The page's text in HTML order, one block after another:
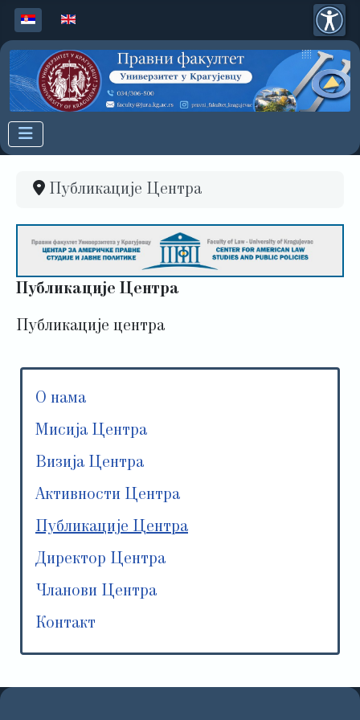
Изаберите ваш језик
Публикације Центра
Публикације Центра
Публикације центра
О нама
Мисија Центра
Визија Центра
Активности Центра
Публикације Центра
Директор Центра
Чланови Центра
Контакт